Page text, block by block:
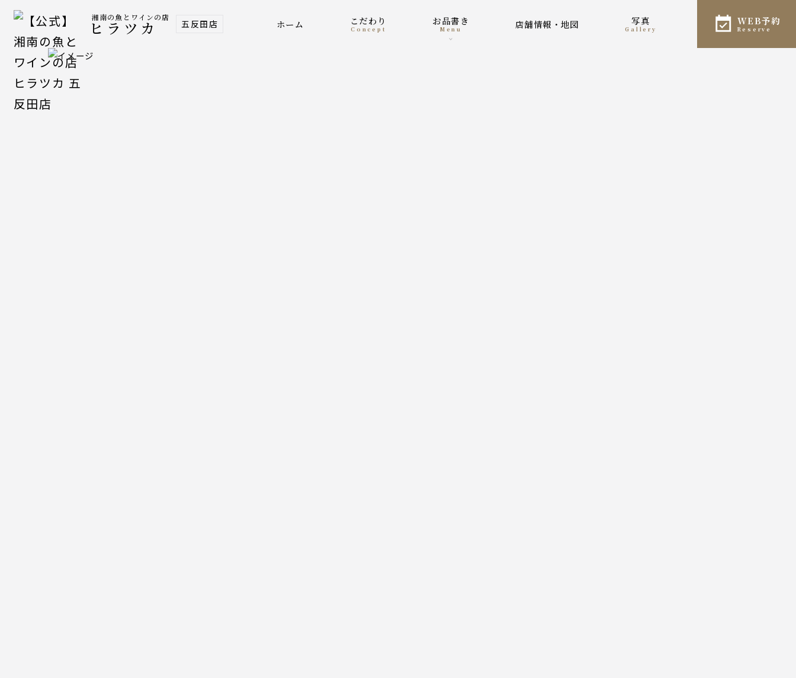
湘南の魚とワインの店
ヒラツカ 五反田店 ホーム こだわり
concept
お品書き
menu 店舗情報・地図 写真
gallery
WEB予約
reserve